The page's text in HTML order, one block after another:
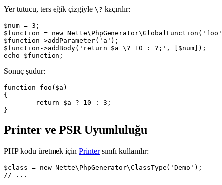
Yer tutucu, ters eğik çizgiyle \? kaçırılır:
$num = 3;
$function = new
$function->addParameter('a');
$function->addBody('return $a \? 10 : ?;', [$num]);
Sonuç şudur:
function foo($a)
{
Printer ve PSR Uyumluluğu
PHP kodu üretmek için Printersınıfı kullanılır:
$class = new Nette\PhpGenerator\ClassType('Demo');
// ...